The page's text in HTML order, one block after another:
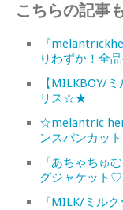
こちらの記事
『
りわずか！全
【MILKBOY/
リス☆★
☆melantric
ンスパンカッ
『あちゃちゅ
グジャケット♡
『MILK/ミル